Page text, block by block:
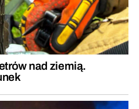
nad ziemią.